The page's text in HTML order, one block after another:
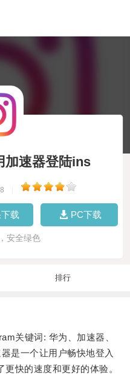
加速器登陆ins
载 PC下载
安全绿色
排行
关键词: 华为、加速器、
是一个让用户畅快地登入
快的速度和更好的体验。